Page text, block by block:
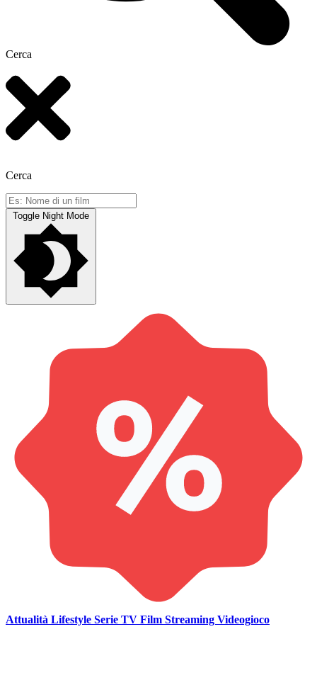
Cerca
Cerca
Toggle Night Mode
Attualità Lifestyle Serie TV Film Streaming Videogioco